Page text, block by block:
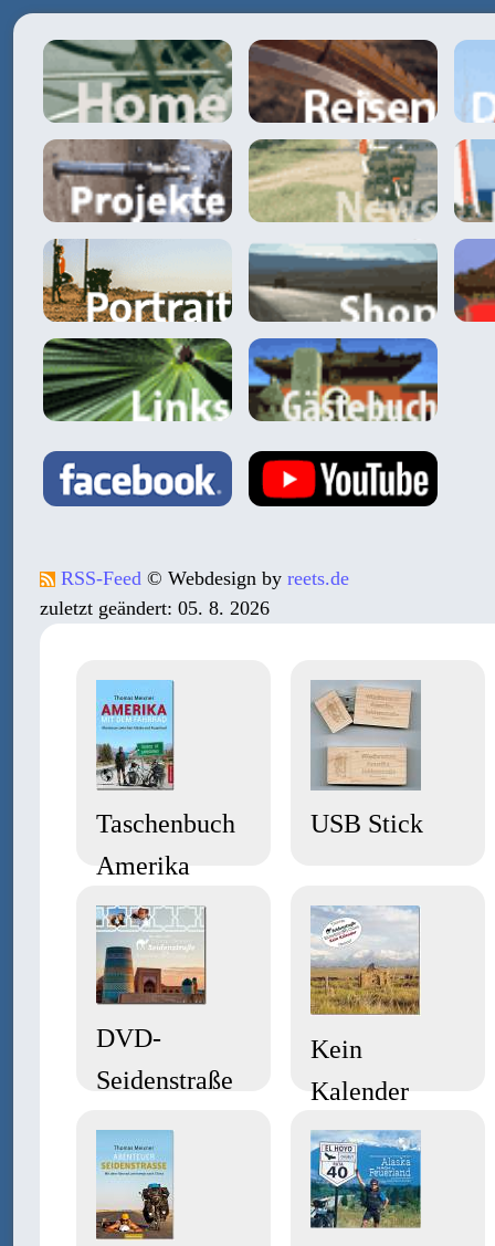
RSS-Feed © Webdesign by reets.de
zuletzt geändert: 05. 8. 2026
Taschenbuch
Amerika
USB Stick
DVD-
Seidenstraße
Kein
Kalender